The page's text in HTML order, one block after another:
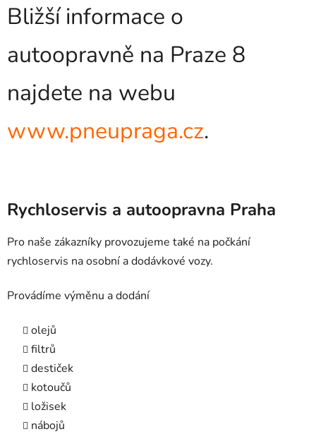
Bližší informace o
autoopravně na Praze 8
najdete na webu
www.pneupraga.cz.
Rychloservis a autoopravna Praha
Pro naše zákazníky provozujeme také na počkání
rychloservis na osobní a dodávkové vozy.
Provádíme výměnu a dodání
olejů
filtrů
destiček
kotoučů
ložisek
nábojů